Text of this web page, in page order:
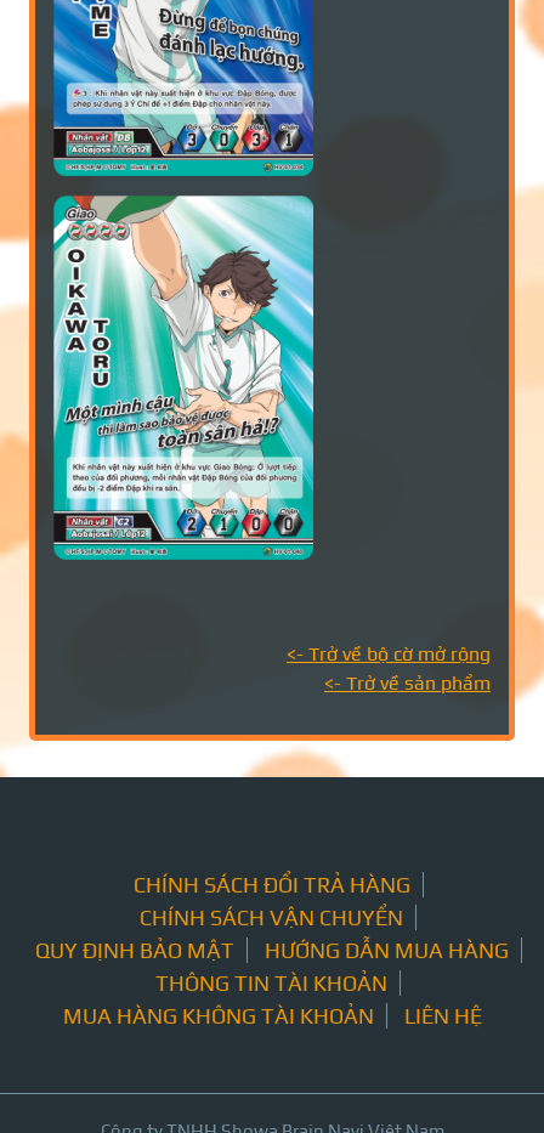
<- Trở về bộ cờ mở rộng
<- Trở về sản phẩm
CHÍNH SÁCH ĐỔI TRẢ HÀNG
CHÍNH SÁCH VẬN CHUYỂN
QUY ĐỊNH BẢO MẬT
HƯỚNG DẪN MUA HÀNG
THÔNG TIN TÀI KHOẢN
MUA HÀNG KHÔNG TÀI KHOẢN
LIÊN HỆ